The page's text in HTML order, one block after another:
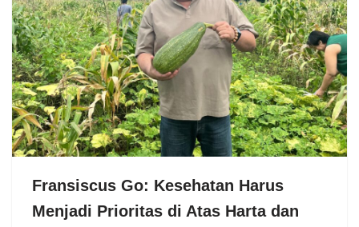
Fransiscus Go: Kesehatan Harus
Menjadi Prioritas di Atas Harta dan